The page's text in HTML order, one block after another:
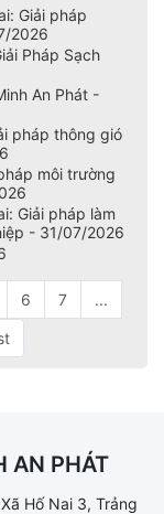
Giải pháp
2026
Pháp Sạch
An Phát -
pháp thông gió
môi trường
Giải pháp làm
- 31/07/2026
6 7 ...
AN PHÁT
Hố Nai 3, Trảng